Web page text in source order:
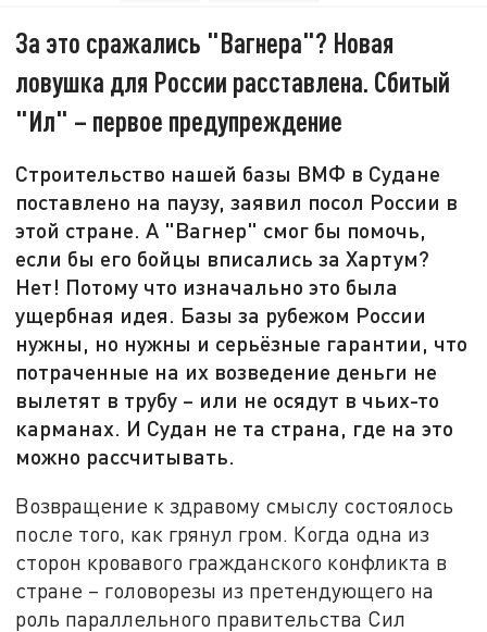
За это сражались "Вагнера"? Новая
ловушка для России расставлена. Сбитый
"Ил" – первое предупреждение
Строительство нашей базы ВМФ в Судане
поставлено на паузу, заявил посол России в
этой стране. А "Вагнер" смог бы помочь,
если бы его бойцы вписались за Хартум?
Нет! Потому что изначально это была
ущербная идея. Базы за рубежом России
нужны, но нужны и серьёзные гарантии, что
потраченные на их возведение деньги не
вылетят в трубу – или не осядут в чьих-то
карманах. И Судан не та страна, где на это
можно рассчитывать.
Возвращение к здравому смыслу состоялось
после того, как грянул гром. Когда одна из
сторон кровавого гражданского конфликта в
стране – головорезы из претендующего на
роль параллельного правительства Сил